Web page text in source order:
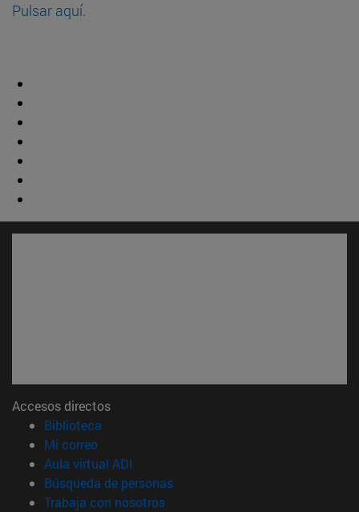
Pulsar aquí.
Accesos directos
Biblioteca
Mi correo(abre en nueva ventana)
Aula virtual ADI
Búsqueda de personas(abre en nueva ventana)
Trabaja con nosotros(abre en nueva ventana)